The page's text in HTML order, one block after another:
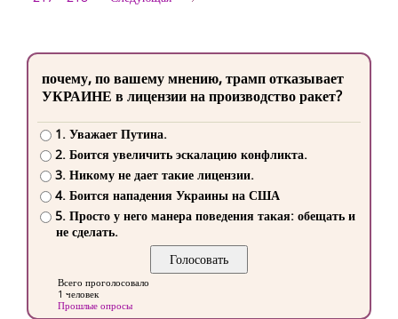
почему, по вашему мнению, трамп отказывает
УКРАИНЕ в лицензии на производство ракет?
1. Уважает Путина.
2. Боится увеличить эскалацию конфликта.
3. Никому не дает такие лицензии.
4. Боится нападения Украины на США
5. Просто у него манера поведения такая: обещать и
не сделать.
Всего проголосовало
1 человек
Прошлые опросы